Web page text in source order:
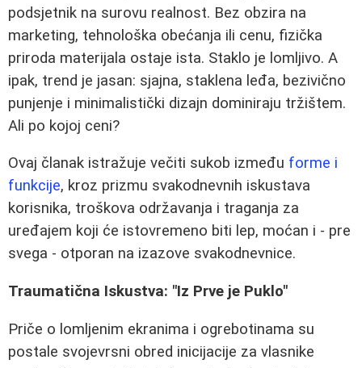
podsjetnik na surovu realnost. Bez obzira na
marketing, tehnološka obećanja ili cenu, fizička
priroda materijala ostaje ista. Staklo je lomljivo. A
ipak, trend je jasan: sjajna, staklena leđa, bezivično
punjenje i minimalistički dizajn dominiraju tržištem.
Ali po kojoj ceni?
Ovaj članak istražuje večiti sukob između forme i
funkcije, kroz prizmu svakodnevnih iskustava
korisnika, troškova održavanja i traganja za
uređajem koji će istovremeno biti lep, moćan i - pre
svega - otporan na izazove svakodnevnice.
Traumatična Iskustva: "Iz Prve je Puklo"
Priče o lomljenim ekranima i ogrebotinama su
postale svojevrsni obred inicijacije za vlasnike